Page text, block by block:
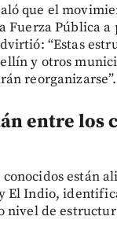
que el
Fuerza Pública a
“Estas
y otros
reorganizarse”.
entre los
están
El Indio,
nivel de